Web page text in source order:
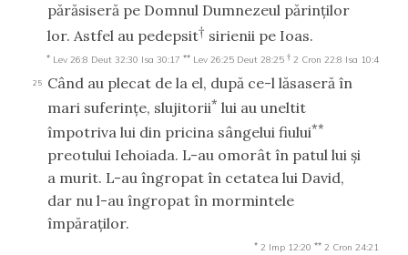
părăsiseră pe Domnul Dumnezeul părinţilor
lor. Astfel au pedepsit† sirienii pe Ioas.
* Lev 26:8 Deut 32:30 Isa 30:17 ** Lev 26:25 Deut 28:25 † 2 Cron 22:8 Isa 10:4
25
Când au plecat de la el, după ce-l lăsaseră în
mari suferinţe, slujitorii* lui au uneltit
împotriva lui din pricina sângelui fiului**
preotului Iehoiada. L-au omorât în patul lui şi
a murit. L-au îngropat în cetatea lui David,
dar nu l-au îngropat în mormintele
împăraţilor.
* 2 Imp 12:20 ** 2 Cron 24:21